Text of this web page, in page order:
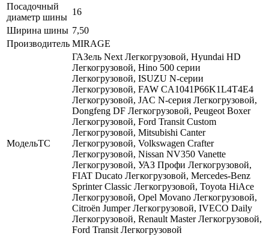
Посадочный
диаметр шины
16
Ширина шины 7,50
Производитель MIRAGE
МодельТС
ГАЗель Next Легкогрузовой, Hyundai HD
Легкогрузовой, Hino 500 серии
Легкогрузовой, ISUZU N-серии
Легкогрузовой, FAW CA1041P66K1L4T4E4
Легкогрузовой, JAC N-серия Легкогрузовой,
Dongfeng DF Легкогрузовой, Peugeot Boxer
Легкогрузовой, Ford Transit Custom
Легкогрузовой, Mitsubishi Canter
Легкогрузовой, Volkswagen Crafter
Легкогрузовой, Nissan NV350 Vanette
Легкогрузовой, УАЗ Профи Легкогрузовой,
FIAT Ducato Легкогрузовой, Mercedes-Benz
Sprinter Classic Легкогрузовой, Toyota HiAce
Легкогрузовой, Opel Movano Легкогрузовой,
Citroën Jumper Легкогрузовой, IVECO Daily
Легкогрузовой, Renault Master Легкогрузовой,
Ford Transit Легкогрузовой